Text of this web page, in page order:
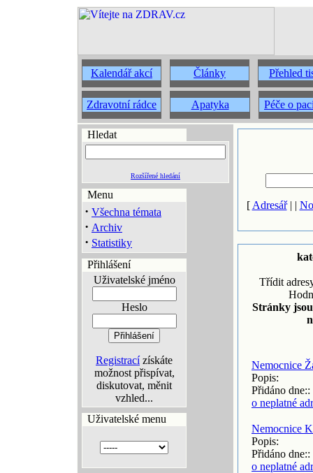
Kalendář akcí Články Přehled
Zdravotní rádce Apatyka Péče o
Hledat
Rozšířené hledání
Menu
· Všechna témata
· Archiv
· Statistiky
Přihlášení
Uživatelské jméno
Heslo
Registracízískáte
možnost přispívat,
diskutovat, měnit
vzhled...
Uživatelské menu
[ Adresář| |
Třídit
Stránky
Nemocnice
Popis:
Přidáno
o neplatné
Nemocnice
Popis:
Přidáno
o neplatné